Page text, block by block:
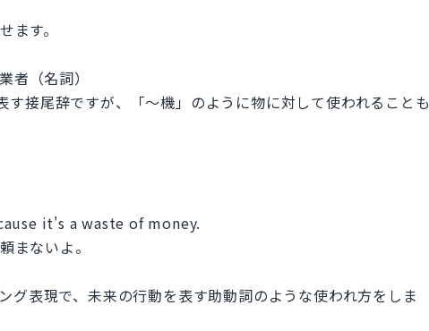
ます。
（名詞）
す接尾辞ですが、「〜機」のように物に対して使われることも
it's a waste of money.
まないよ。
表現で、未来の行動を表す助動詞のような使われ方をしま